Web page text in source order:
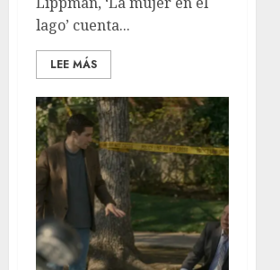
lago’ cuenta...
LEE MÁS